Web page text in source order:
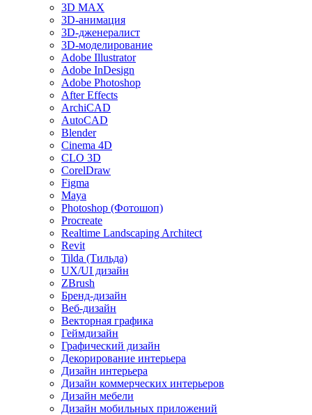
3D MAX
3D-анимация
3D-дженералист
3D-моделирование
Adobe Illustrator
Adobe InDesign
Adobe Photoshop
After Effects
ArchiCAD
AutoCAD
Blender
Cinema 4D
CLO 3D
CorelDraw
Figma
Maya
Photoshop (Фотошоп)
Procreate
Realtime Landscaping Architect
Revit
Tilda (Тильда)
UX/UI дизайн
ZBrush
Бренд-дизайн
Веб-дизайн
Векторная графика
Геймдизайн
Графический дизайн
Декорирование интерьера
Дизайн интерьера
Дизайн коммерческих интерьеров
Дизайн мебели
Дизайн мобильных приложений